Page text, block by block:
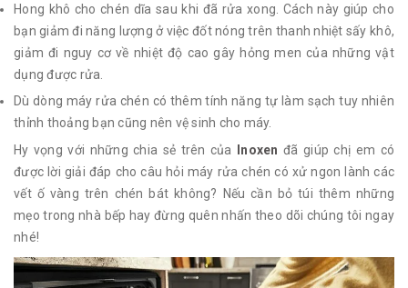
Hong khô cho chén dĩa sau khi đã rửa xong. Cách này giúp cho
bạn giảm đi năng lượng ở việc đốt nóng trên thanh nhiệt sấy khô,
giảm đi nguy cơ về nhiệt độ cao gây hỏng men của những vật
dụng được rửa.
Dù dòng máy rửa chén có thêm tính năng tự làm sạch tuy nhiên
thỉnh thoảng bạn cũng nên vệ sinh cho máy.
Hy vọng với những chia sẻ trên của
Inoxen đã giúp chị em có
được lời giải đáp cho câu hỏi máy rửa chén có xử ngon lành các
vết ố vàng trên chén bát không? Nếu cần bỏ túi thêm những
mẹo trong nhà bếp hay đừng quên nhấn theo dõi chúng tôi ngay
nhé!